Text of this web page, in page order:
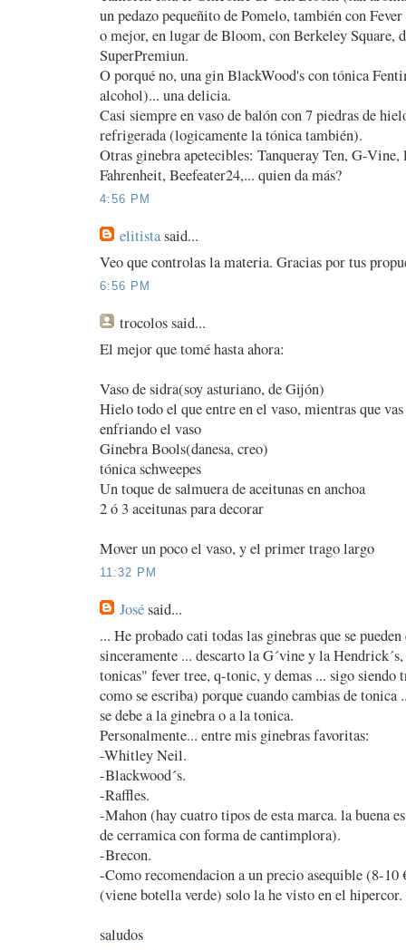
un pedazo pequeñito de Pomelo, también con
o mejor, en lugar de Bloom, con Berkeley Square,
SuperPremiun.
O porqué no, una gin BlackWood's con tónica
alcohol)... una delicia.
Casi siempre en vaso de balón con 7 piedras de
refrigerada (logicamente la tónica también).
Otras ginebra apetecibles: Tanqueray Ten, G-Vine,
Fahrenheit, Beefeater24,... quien da más?
4:56 PM
elitistasaid...
Veo que controlas la materia. Gracias por tus
6:56 PM
trocolossaid...
El mejor que tomé hasta ahora:
Vaso de sidra(soy asturiano, de Gijón)
Hielo todo el que entre en el vaso, mientras que
enfriando el vaso
Ginebra Bools(danesa, creo)
tónica schweepes
Un toque de salmuera de aceitunas en anchoa
2 ó 3 aceitunas para decorar
Mover un poco el vaso, y el primer trago largo
11:32 PM
Josésaid...
... He probado cati todas las ginebras que se
sinceramente ... descarto la G´vine y la
tonicas" fever tree, q-tonic, y demas ... sigo siendo
como se escriba) porque cuando cambias de tonica
se debe a la ginebra o a la tonica.
Personalmente... entre mis ginebras favoritas:
-Whitley Neil.
-Blackwood´s.
-Raffles.
-Mahon (hay cuatro tipos de esta marca. la buena
de cerramica con forma de cantimplora).
-Brecon.
-Como recomendacion a un precio asequible (8-
(viene botella verde) solo la he visto en el hipercor.
saludos